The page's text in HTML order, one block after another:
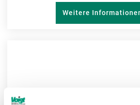
Weitere